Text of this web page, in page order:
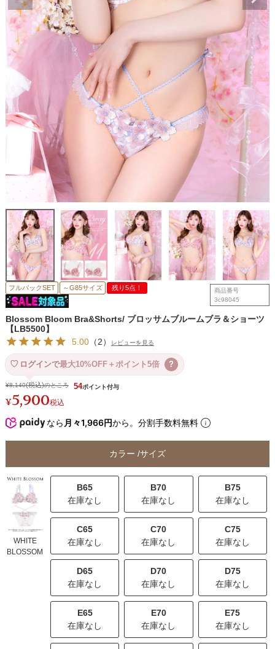
フルバックSET ～G85サイズ 残り5点！
商品番号
3c98045
Blossom Bloom Bra&Shorts/ ブロッサムブルームブラ＆ショーツ
【LB5500】
5.00（2） レビューを見る
ログインで最大10%OFF＋ポイント5倍 ?
¥8,140 のところ
¥5,900税込
54
なら 月々1,966円から。分割手数料無料
カラー サイズ
WHITE
BLOSSOM
B65
在庫なし
B70
在庫なし
B75
在庫なし
C65
在庫なし
C70
在庫なし
C75
在庫なし
D65
在庫なし
D70
在庫なし
D75
在庫なし
E65
在庫なし
E70
在庫なし
E75
在庫なし